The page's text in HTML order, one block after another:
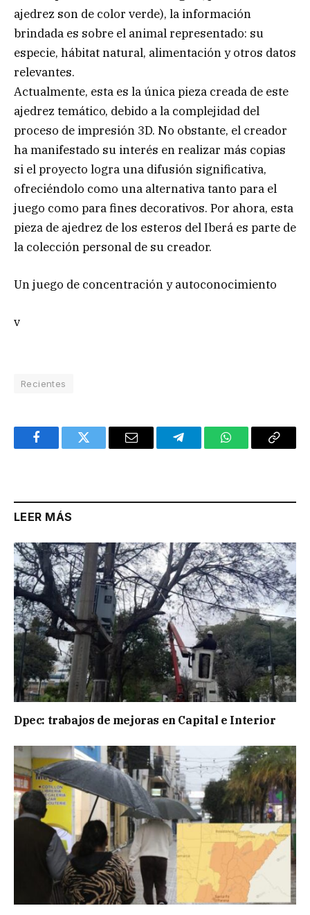
ajedrez son de color verde), la información
brindada es sobre el animal representado: su
especie, hábitat natural, alimentación y otros datos
relevantes.
Actualmente, esta es la única pieza creada de este
ajedrez temático, debido a la complejidad del
proceso de impresión 3D. No obstante, el creador
ha manifestado su interés en realizar más copias
si el proyecto logra una difusión significativa,
ofreciéndolo como una alternativa tanto para el
juego como para fines decorativos. Por ahora, esta
pieza de ajedrez de los esteros del Iberá es parte de
la colección personal de su creador.
Un juego de concentración y autoconocimiento
v
Recientes
FacebookTwitter Email TelegramWhatsAppCopy
LEER MÁS
Dpec: trabajos de mejoras en Capital e Interior